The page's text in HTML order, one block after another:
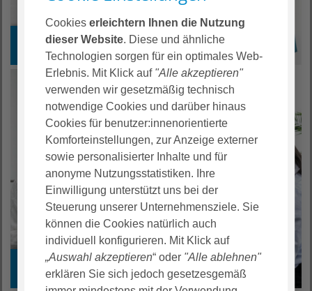
PJ / Praktikum / FSJ / BFD
Management & Verwaltung
Cookieserleichtern Ihnen die Nutzung
dieser Website . Diese und ähnliche
Technologien sorgen für ein optimales Web-
Erlebnis. Mit Klick auf "Alle akzeptieren"
verwenden wir gesetzmäßig technisch
notwendige Cookies und darüber hinaus
Cookies für benutzer:innenorientierte
Komforteinstellungen, zur Anzeige externer
sowie personalisierter Inhalte und für
anonyme Nutzungsstatistiken. Ihre
Einwilligung unterstützt uns bei der
Steuerung unserer Unternehmensziele. Sie
können die Cookies natürlich auch
individuell konfigurieren. Mit Klick auf
„Auswahl akzeptieren“ oder "Alle ablehnen"
erklären Sie sich jedoch gesetzesgemäß